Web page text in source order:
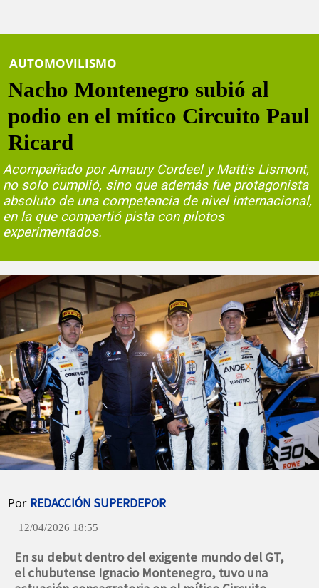
AUTOMOVILISMO
Nacho Montenegro subió al
podio en el mítico Circuito Paul
Ricard
Acompañado por Amaury Cordeel y Mattis Lismont,
no solo cumplió, sino que además fue protagonista
absoluto de una competencia de nivel internacional,
en la que compartió pista con pilotos
experimentados.
Por REDACCIÓN SUPERDEPOR
| 12/04/2026 18:55
En su debut dentro del exigente mundo del GT,
el chubutense Ignacio Montenegro, tuvo una